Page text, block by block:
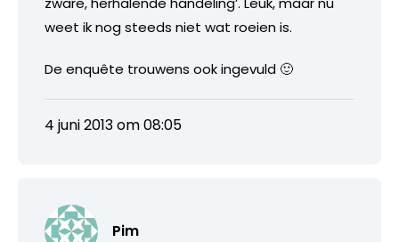
weet ik nog steeds niet wat roeien is.
De enquête trouwens ook ingevuld 🙂
4 juni 2013 om 08:05
Pim